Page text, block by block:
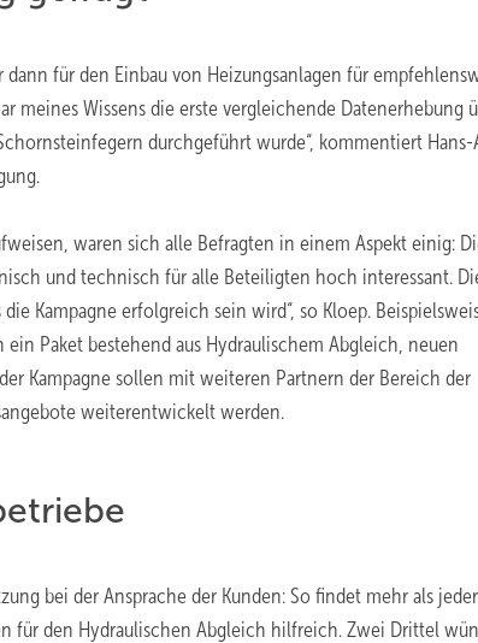
für den Einbau von Heizungsanlagen für
meines Wissens die erste vergleichende Datenerhebung
durchgeführt wurde“, kommentiert Hans-
waren sich alle Befragten in einem Aspekt einig:
und technisch für alle Beteiligten hoch interessant.
Kampagne erfolgreich sein wird“, so Kloep.
Paket bestehend aus Hydraulischem Abgleich, neuen
Kampagne sollen mit weiteren Partnern der Bereich der
weiterentwickelt werden.
bei der Ansprache der Kunden: So findet mehr als
für den Hydraulischen Abgleich hilfreich. Zwei Drittel